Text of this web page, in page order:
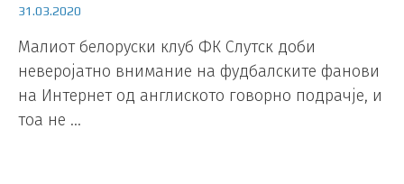
31.03.2020
Малиот белоруски клуб ФК Слутск доби
неверојатно внимание на фудбалските фанови
на Интернет од англиското говорно подрачје, и
тоа не …